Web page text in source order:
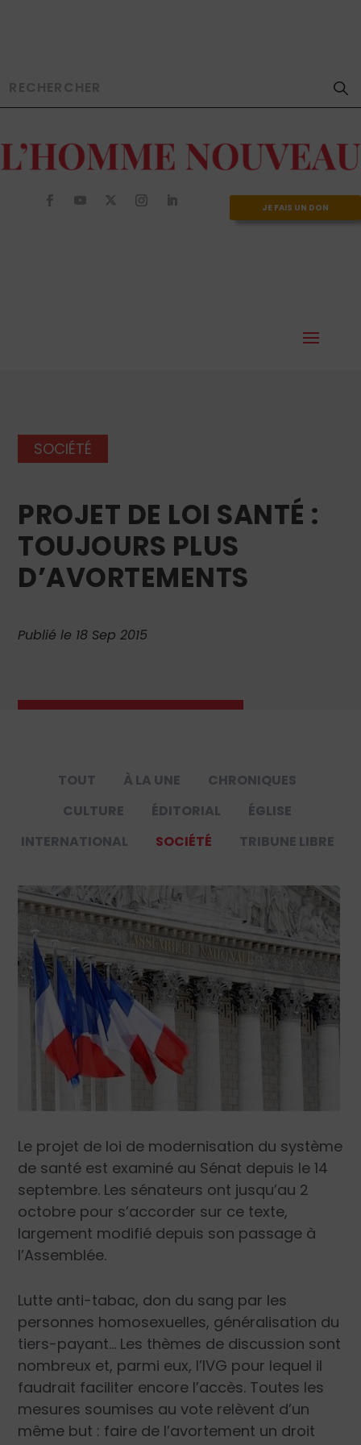
JE FAIS UN DON
SOCIÉTÉ
PROJET DE LOI SANTÉ :
TOUJOURS PLUS
D’AVORTEMENTS
Publié le 18 Sep 2015
TOUT À LA UNE
CHRONIQUES
CULTURE
ÉDITORIAL
ÉGLISE
INTERNATIONAL
SOCIÉTÉ TRIBUNE LIBRE
Le projet de loi de modernisation du système
de santé est examiné au Sénat depuis le 14
septembre. Les sénateurs ont jusqu’au 2
octobre pour s’accorder sur ce texte,
largement modifié depuis son passage à
l’Assemblée.
Lutte anti-tabac, don du sang par les
personnes homosexuelles, généralisation du
tiers-payant… Les thèmes de discussion sont
nombreux et, parmi eux, l’IVG pour lequel il
faudrait faciliter encore l’accès. Toutes les
mesures soumises au vote relèvent d’un
même but : faire de l’avortement un droit